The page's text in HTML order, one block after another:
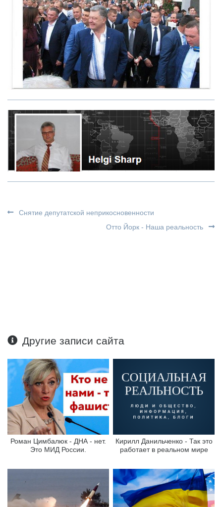
Снятие депутатской неприкосновенности
Отто Йорк - Наша реальность
Другие записи сайта
Роман Цимбалюк - ДНА - нет.
Это МИД России.
Кирилл Данильченко - Так это
работает в реальном мире